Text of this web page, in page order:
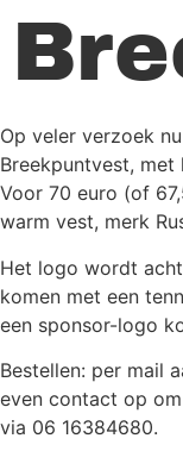
Op veler verzoek
Breekpuntvest,
Voor 70 euro (of
warm vest, merk
Het logo wordt
komen met een
een sponsor-logo
Bestellen: per mail
even contact op
via 06 16384680.